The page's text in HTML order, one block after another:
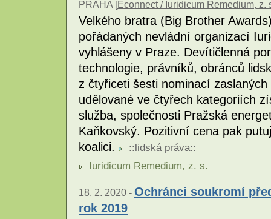
PRAHA [Econnect / Iuridicum Remedium, z.
Velkého bratra (Big Brother
pořádaných nevládní organizací
vyhlášeny v Praze. Devítičlenná
technologie, právníků, obránců
z čtyřiceti šesti nominací
udělované ve čtyřech kategoriích
služba, společnosti Pražská
Kaňkovský. Pozitivní cena pak
koalici.
:: lidská práva::
Iuridicum Remedium, z. s.
18. 2. 2020 - Ochránci soukromí
rok 2019